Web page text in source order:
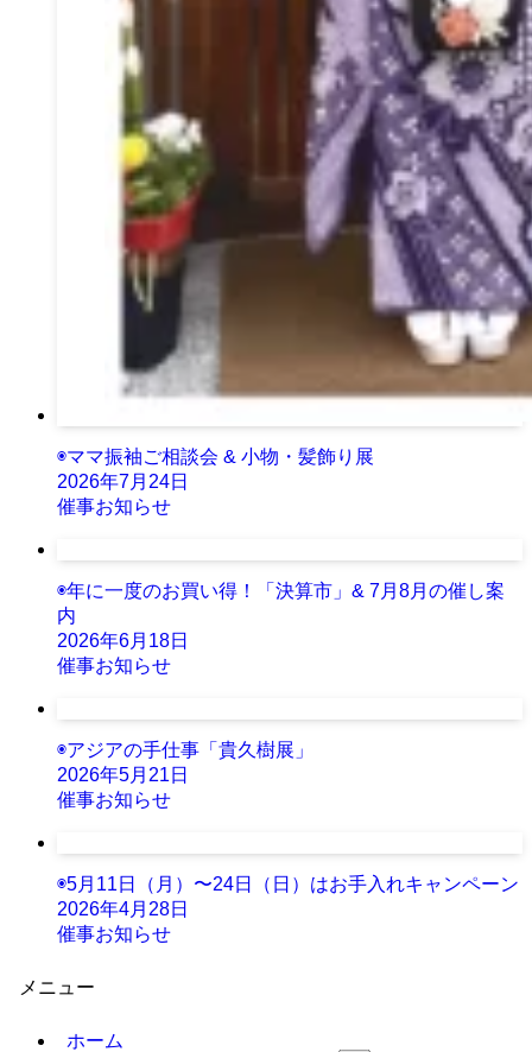
◉ママ振袖ご相談会 & 小物・髪飾り展
2026年7月24日
催事お知らせ
◉年に一度のお買い得！「決算市」& 7月8月の催し案
内
2026年6月18日
催事お知らせ
◉アジアの手仕事「貴久樹展」
2026年5月21日
催事お知らせ
◉5月11日（月）〜24日（日）はお手入れキャンペーン
2026年4月28日
催事お知らせ
メニュー
ホーム